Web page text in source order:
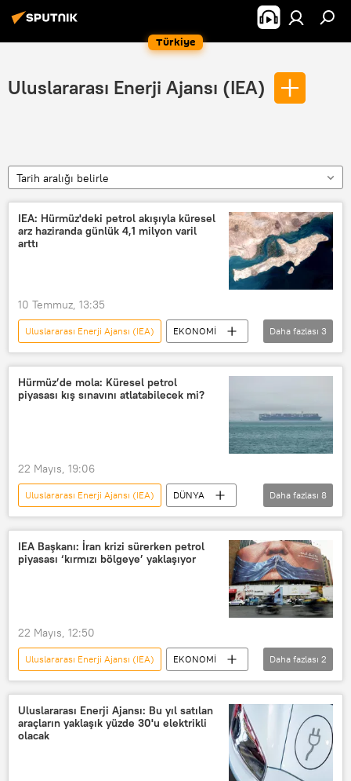
Türkiye
Uluslararası Enerji Ajansı (IEA)
Tarih aralığı belirle
IEA: Hürmüz'deki petrol akışıyla küresel
arz haziranda günlük 4,1 milyon varil
arttı
10 Temmuz, 13:35
Uluslararası Enerji Ajansı (IEA)
EKONOMİ
İran
Hürmüz Boğazı OPEC+
Daha fazlası 3
Hürmüz’de mola: Küresel petrol
piyasası kış sınavını atlatabilecek mi?
22 Mayıs, 19:06
Uluslararası Enerji Ajansı (IEA)
DÜNYA
Fatih Birol
Hürmüz Boğazı
Basra Körfezi
Birleşik Arap Emirlikleri (BAE)
Daha fazlası 8
IEA Başkanı: İran krizi sürerken petrol
piyasası ‘kırmızı bölgeye’ yaklaşıyor
22 Mayıs, 12:50
Uluslararası Enerji Ajansı (IEA)
EKONOMİ
Fatih Birol
İran
Daha fazlası 2
Uluslararası Enerji Ajansı: Bu yıl satılan
araçların yaklaşık yüzde 30'u elektrikli
olacak